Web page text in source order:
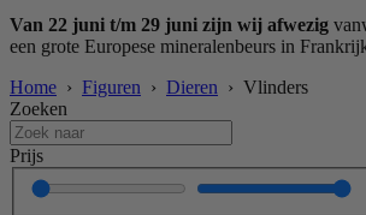
Van 22 juni t/m 29 juni zijn wij afwezig
een grote Europese mineralenbeurs in
Home › Figuren › Dieren › Vlinders
Zoeken
Prijs